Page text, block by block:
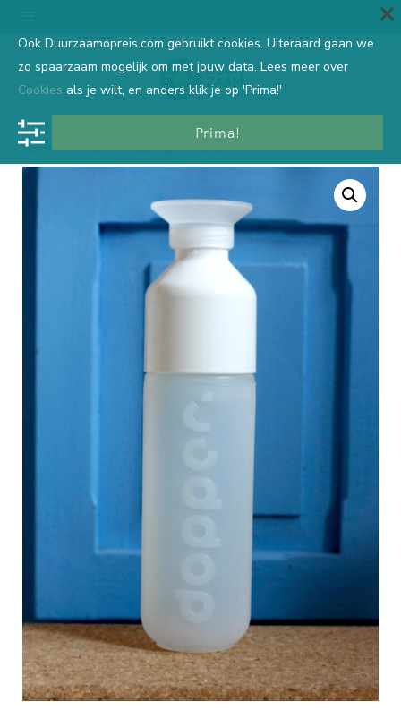
Home Shop Uitrusting Drinken Dopper drinkfles
Ook Duurzaamopreis.com gebruikt cookies. Uiteraard gaan we
zo spaarzaam mogelijk om met jouw data. Lees meer over
Cookies als je wilt, en anders klik je op 'Prima!'
Prima!